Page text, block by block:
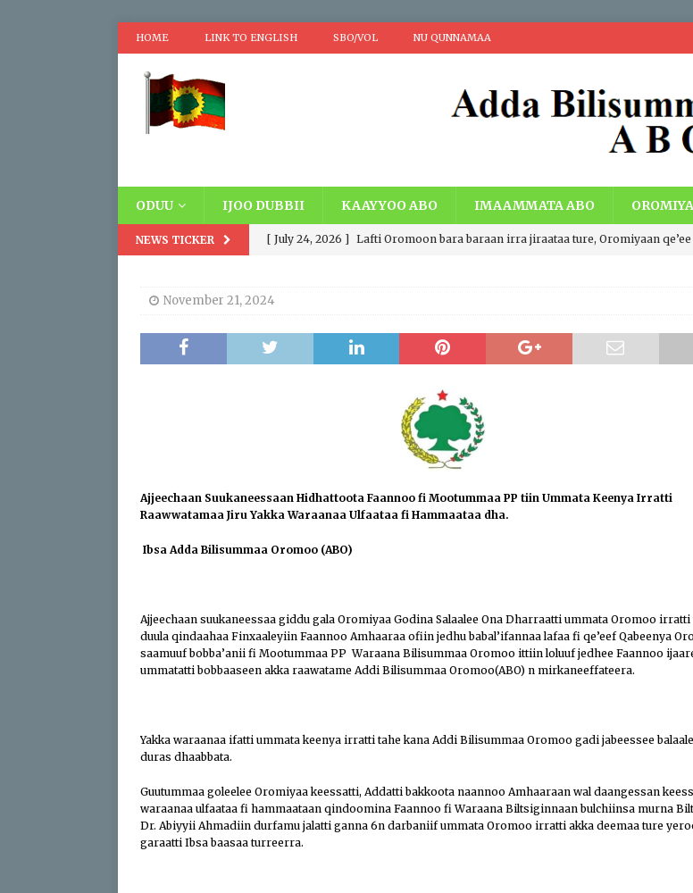
HOME LINK TO ENGLISH SBO/VOL NU QUNNAMAA
ODUU IJOO DUBBII KAAYYOO ABO IMAAMMATA ABO
NEWS TICKER [ July 24, 2026 ] Lafti Oromoon bara baraan irra jiraataa ture, Oromiyaan qe’ee
wayyoomaa fi Wayyuu, Dacheen eebbaa, Teessumni abbootii Gadaa Oromoo
siyaasaa fi hawaasummaa ummata Oromoo bal’aati. IBSA ABO
Sweeping Justice and Law Enforcement Reforms
Protection of Media Freedom and Investigative Journalism
[ July 24, 2026 ] Du’aan Addunyaa Irraa Godaanuu Qabsaawaa Oromoo
Buleessa ABO Haaj Leellisoo Kaawoo Warjii Irratti Ibsa Gaddaa Adda
November 21, 2024
Ajjeechaan Suukaneessaan Hidhattoota Faannoo fi Mootummaa PP tiin Ummata Keenya Irratti
Raawwatamaa Jiru Yakka Waraanaa Ulfaataa fi Hammaataa dha.
Ibsa Adda Bilisummaa Oromoo (ABO)
Ajjeechaan suukaneessaa giddu gala Oromiyaa Godina Salaalee Ona Dharraatti ummata Oromoo irratti
duula qindaahaa Finxaaleyiin Faannoo Amhaaraa ofiin jedhu babal’ifannaa lafaa fi qe’eef Qabeenya
saamuuf bobba’anii fi Mootummaa PP Waraana Bilisummaa Oromoo ittiin loluuf jedhee Faannoo
ummatatti bobbaaseen akka raawatame Addi Bilisummaa Oromoo(ABO) n mirkaneeffateera.
Yakka waraanaa ifatti ummata keenya irratti tahe kana Addi Bilisummaa Oromoo gadi jabeessee
duras dhaabbata.
Guutummaa goleelee Oromiyaa keessatti, Addatti bakkoota naannoo Amhaaraan wal daangessan
waraanaa ulfaataa fi hammaataan qindoomina Faannoo fi Waraana Biltsiginnaan bulchiinsa murna
Dr. Abiyyii Ahmadiin durfamu jalatti ganna 6n darbaniif ummata Oromoo irratti akka deemaa ture
garaatti Ibsa baasaa turreerra.